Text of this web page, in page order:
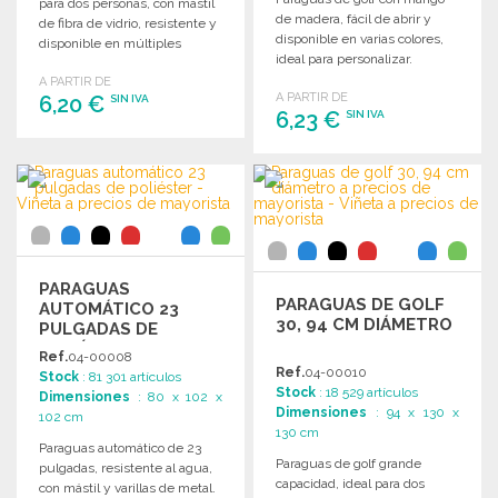
para dos personas, con mástil
de fibra de vidrio, resistente y
disponible en múltiples
A PARTIR DE
6,20 € SIN IVA
Solicitar un presupuesto
de madera, fácil de abrir y
disponible en varias colores,
ideal para personalizar.
A PARTIR DE
6,23 €SIN IVA
PEDIR
Solicitar un presupuesto
PARAGUAS
AUTOMÁTICO 23
PULGADAS DE
POLIÉSTER A
PRECIOS DE
MAYORISTA
Ref.04-00008
Stock : 81 301 artículos
Dimensiones : 80 x 102 x
102 cm
Paraguas automático de 23
pulgadas, resistente al agua,
con mástil y varillas de metal.
PARAGUAS DE GOLF
30, 94 CM DIÁMETRO
Ref.04-00010
Stock : 18 529 artículos
Dimensiones : 94 x 130 x
130 cm
Paraguas de golf grande
capacidad, ideal para dos